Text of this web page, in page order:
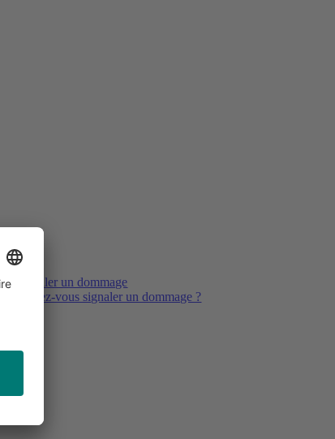
Signaler un dommage
Voulez-vous signaler un dommage ?